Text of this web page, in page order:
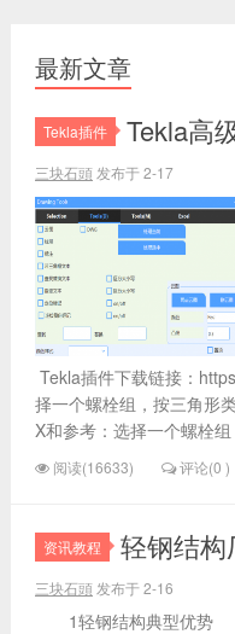
最新文章
Tekla插件 Tekla高
三块石頭 发布于 2-17
Tekla插件下载链接：
择一个螺栓组，按三角形
X和参考：选择一个螺栓
阅读(16633) 评论(0 )
资讯教程 轻钢结
三块石頭 发布于 2-16
1轻钢结构典型优势